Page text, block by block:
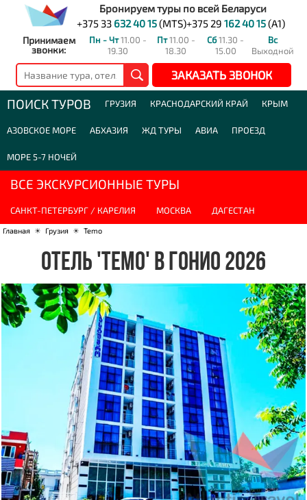
Бронируем туры по всей Беларуси
+375 33 632 40 15(MTS)+375 29 162 40 15(A1)
Принимаем
звонки:
Пн - Чт11.00 -
19.30
Пт11.00 -
18.30
Сб11.30 -
15.00
Вс
Выходной
ЗАКАЗАТЬ ЗВОНОК
ПОИСК ТУРОВ ГРУЗИЯ КРАСНОДАРСКИЙ КРАЙ КРЫМ
АЗОВСКОЕ МОРЕ АБХАЗИЯ ЖД ТУРЫ АВИА ПРОЕЗД
МОРЕ 5-7 НОЧЕЙ
ВСЕ ЭКСКУРСИОННЫЕ ТУРЫ
САНКТ-ПЕТЕРБУРГ / КАРЕЛИЯ МОСКВА ДАГЕСТАН
Главная ☀ Грузия ☀ Temo
ОТЕЛЬ 'TEMO' В ГОНИО 2026